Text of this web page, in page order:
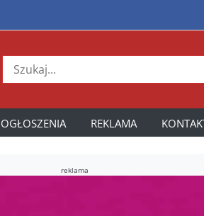
OGŁOSZENIA REKLAMA
reklama